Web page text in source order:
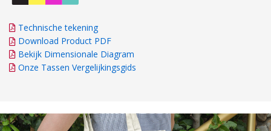
Technische tekening
Download Product PDF
Bekijk Dimensionale Diagram
Onze Tassen Vergelijkingsgids